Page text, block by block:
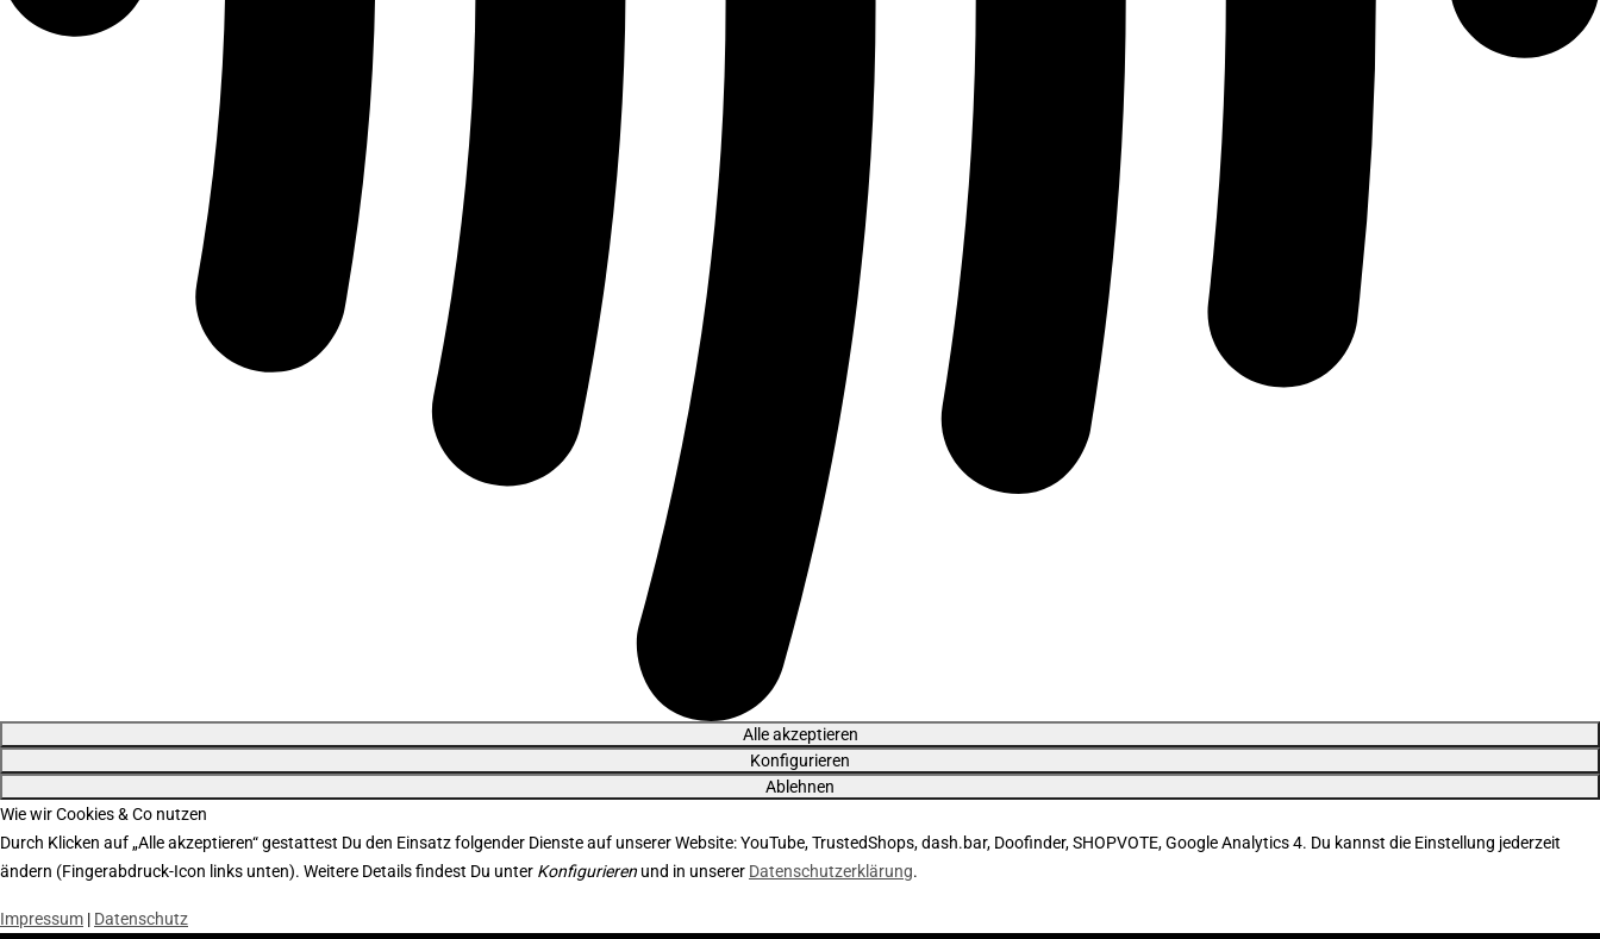
Alle akzeptieren
Konfigurieren
Ablehnen
Wie wir Cookies & Co nutzen
Durch Klicken auf „Alle akzeptieren“ gestattest Du den Einsatz folgender Dienste auf unserer Website: YouTube, TrustedShops, dash.bar, Doofinder, SHOPVOTE, Google Analytics 4. Du kannst die Einstellung jederzeit
ändern (Fingerabdruck-Icon links unten). Weitere Details findest Du unter Konfigurieren und in unserer Datenschutzerklärung.
Impressum | Datenschutz